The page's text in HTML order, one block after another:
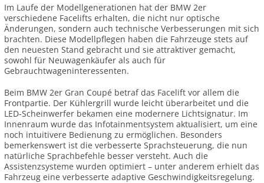
Im Laufe der Modellgenerationen hat der BMW 2er
verschiedene Facelifts erhalten, die nicht nur optische
Änderungen, sondern auch technische Verbesserungen mit sich
brachten. Diese Modellpflegen haben die Fahrzeuge stets auf
den neuesten Stand gebracht und sie attraktiver gemacht,
sowohl für Neuwagenkäufer als auch für
Gebrauchtwageninteressenten.
Beim BMW 2er Gran Coupé betraf das Facelift vor allem die
Frontpartie. Der Kühlergrill wurde leicht überarbeitet und die
LED-Scheinwerfer bekamen eine modernere Lichtsignatur. Im
Innenraum wurde das Infotainmentsystem aktualisiert, um eine
noch intuitivere Bedienung zu ermöglichen. Besonders
bemerkenswert ist die verbesserte Sprachsteuerung, die nun
natürliche Sprachbefehle besser versteht. Auch die
Assistenzsysteme wurden optimiert – unter anderem erhielt das
Fahrzeug eine verbesserte adaptive Geschwindigkeitsregelung.